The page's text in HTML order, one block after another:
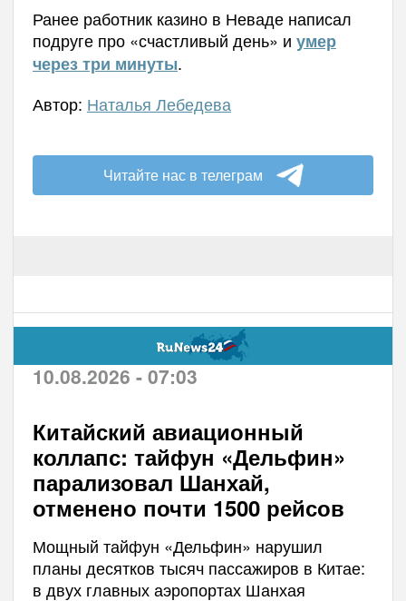
Ранее работник казино в Неваде написал
подруге про «счастливый день» и умер
через три минуты.
Автор: Наталья Лебедева
Читайте нас в телеграм
10.08.2026 - 07:03
Китайский авиационный
коллапс: тайфун «Дельфин»
парализовал Шанхай,
отменено почти 1500 рейсов
Мощный тайфун «Дельфин» нарушил
планы десятков тысяч пассажиров в Китае:
в двух главных аэропортах Шанхая